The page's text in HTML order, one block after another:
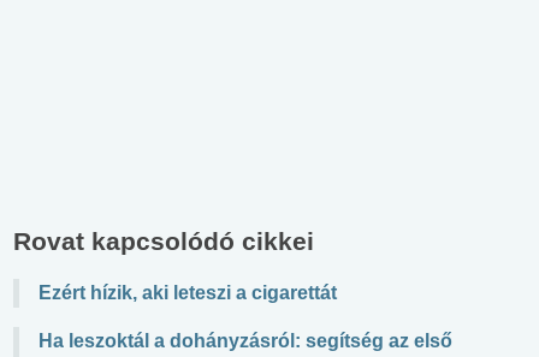
Rovat kapcsolódó cikkei
Ezért hízik, aki leteszi a cigarettát
Ha leszoktál a dohányzásról: segítség az első